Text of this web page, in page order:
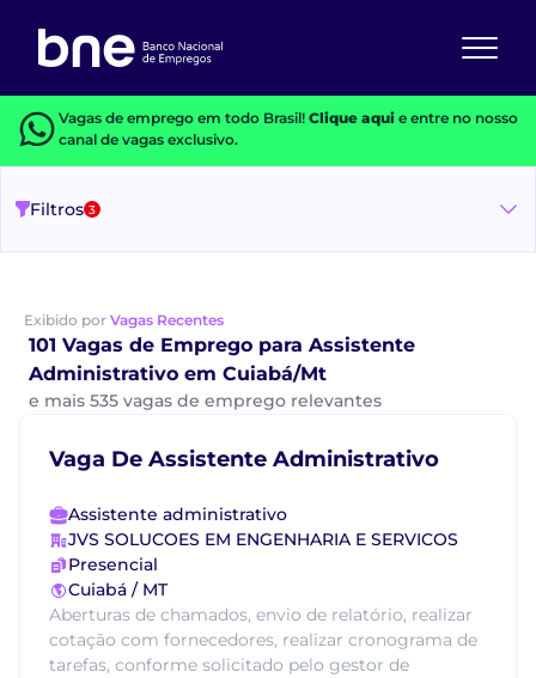
Vagas de emprego em todo Brasil! Clique aquie entre no nosso
canal de vagas exclusivo.
Filtros 3
Exibido por Vagas Recentes
101 Vagas de Emprego para Assistente
Administrativo em Cuiabá/Mt
e mais 535 vagas de emprego relevantes
Vaga De Assistente Administrativo
Assistente administrativo
JVS SOLUCOES EM ENGENHARIA E SERVICOS
Presencial
Cuiabá / MT
Aberturas de chamados, envio de relatório, realizar
cotação com fornecedores, realizar cronograma de
tarefas, conforme solicitado pelo gestor de